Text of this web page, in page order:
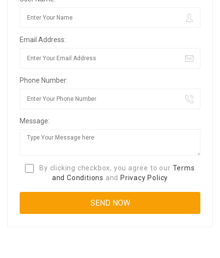
Email Address:
Phone Number:
Message:
By clicking checkbox, you agree to our Terms
and Conditions and Privacy Policy